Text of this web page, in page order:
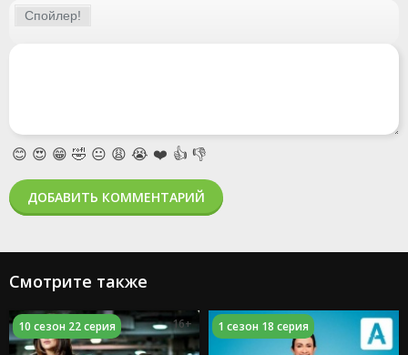
😊 😍 😁 🤣 😐 😩 😭 ❤️ 👍 👎
ДОБАВИТЬ КОММЕНТАРИЙ
Смотрите также
10 сезон 22 серия 16+ 1 сезон 18 серия